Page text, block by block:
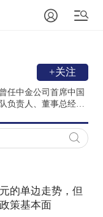
+关注
任中金公司首席中国
负责人、董事总经
理行业有多年实操经
的单边走势，但
策基本面